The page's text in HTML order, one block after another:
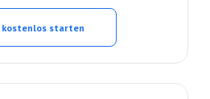
starten